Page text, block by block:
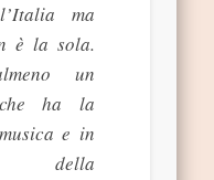
ma
è la sola.
un
ha la
e in
della